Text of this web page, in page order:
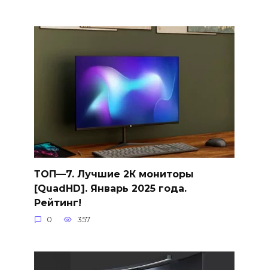
ТОП—7. Лучшие 2К мониторы
[QuadHD]. Январь 2025 года.
Рейтинг!
0 357